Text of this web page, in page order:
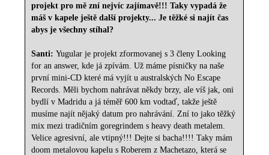
projekt pro mě zní nejvíc zajímavě!!! Taky vypadá že
máš v kapele ještě další projekty... Je těžké si najít čas
abys je všechny stíhal?
Santi:Yugular je projekt zformovanej s 3 členy Looking
for an answer, kde já zpívám. Už máme písničky na naše
první mini-CD které má vyjít u australských No Escape
Records. Měli bychom nahrávat někdy brzy, ale víš jak, oni
bydlí v Madridu a já téměř 600 km vodtaď, takže ještě
musíme najít nějaký datum pro nahrávání. Zní to jako těžký
mix mezi tradičním goregrindem s heavy death metalem.
Velice agresivní, ale vtipný!!! Dejte si bacha!!!! Taky mám
doom metalovou kapelu s Roberem z Machetazo, která se